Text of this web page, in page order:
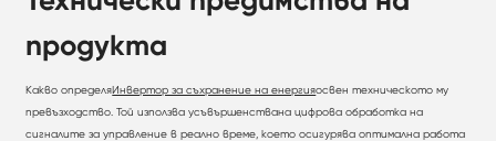
продукта
Какво определяИнвертор за съхранение на енергияосвен техническото му
превъзходство. Той използва усъвършенствана цифрова обработка на
сигналите за управление в реално време, което осигурява оптимална работа